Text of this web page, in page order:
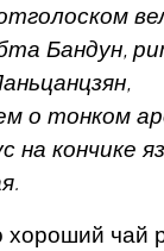
Бандун,
о тонком
на кончике
хороший чай